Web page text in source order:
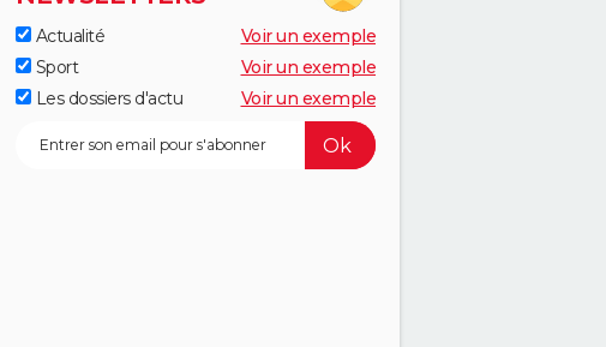
Actualité
Voir un exemple
Sport
Voir un exemple
Les dossiers d'actu
Voir un exemple